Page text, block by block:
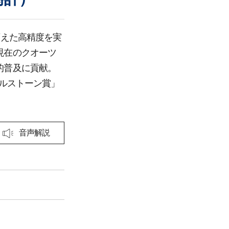
た高精度を実
在のクオーツ
及に貢献。
ストーン賞」
音声解説